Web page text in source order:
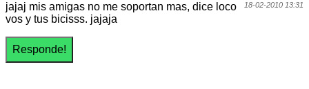
18-02-2010 13:31
jajaj mis amigas no me soportan mas, dice loco
vos y tus bicisss. jajaja